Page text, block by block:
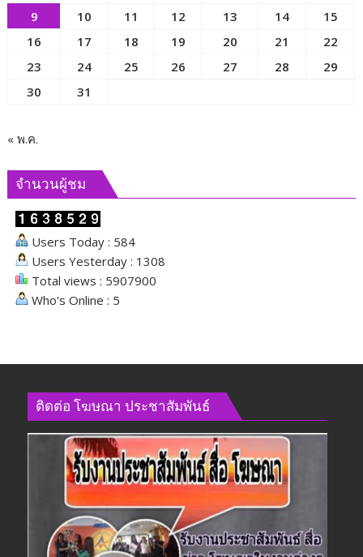
9
10 11 12 13 14
15
16
17 18 19 20 21
22
23
24 25 26 27 28
29
30
31
« พ.ค.
จำนวนผู้ชม
Users Today : 584
Users Yesterday : 1308
Total views : 5907900
Who's Online : 5
ติดต่อ​ โฆษณา​ ประชาสัมพันธ์